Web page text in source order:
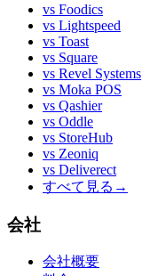
vs Foodics
vs Lightspeed
vs Toast
vs Square
vs Revel Systems
vs Moka POS
vs Qashier
vs Oddle
vs StoreHub
vs Zeoniq
vs Deliverect
すべて見る →
会社
会社概要